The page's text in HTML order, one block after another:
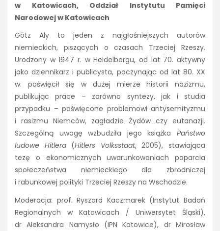
w Katowicach, Oddział Instytutu Pamięci
Narodowej w Katowicach
Götz Aly to jeden z najgłośniejszych autorów
niemieckich, piszących o czasach Trzeciej Rzeszy.
Urodzony w 1947 r. w Heidelbergu, od lat 70. aktywny
jako dziennikarz i publicysta, poczynając od lat 80. XX
w. poświęcił się w dużej mierze historii nazizmu,
publikując prace – zarówno syntezy, jak i studia
przypadku – poświęcone problemowi antysemityzmu
i rasizmu Niemców, zagładzie Żydów czy eutanazji.
Szczególną uwagę wzbudziła jego książka Państwo
ludowe Hitlera(Hitlers Volksstaat, 2005), stawiająca
tezę o ekonomicznych uwarunkowaniach poparcia
społeczeństwa niemieckiego dla zbrodniczej
i rabunkowej polityki Trzeciej Rzeszy na Wschodzie.
Moderacja: prof. Ryszard Kaczmarek (Instytut Badań
Regionalnych w Katowicach / Uniwersytet Śląski),
dr Aleksandra Namysło (IPN Katowice), dr Mirosław